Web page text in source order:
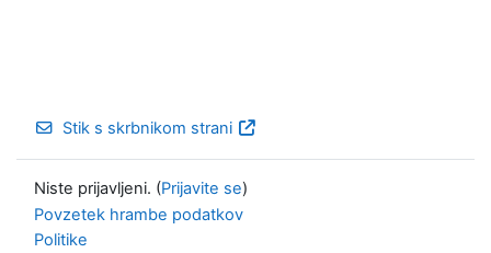
Stik s skrbnikom strani
Niste prijavljeni. (Prijavite se)
Povzetek hrambe podatkov
Politike